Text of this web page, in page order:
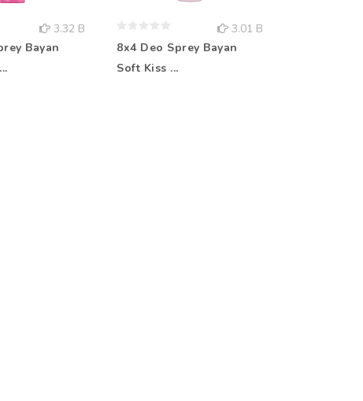
3.32 B
Bayan
3.01 B
8x4 Deo Sprey Bayan
Soft Kiss ...